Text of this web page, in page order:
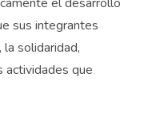
sus integrantes
solidaridad,
actividades que